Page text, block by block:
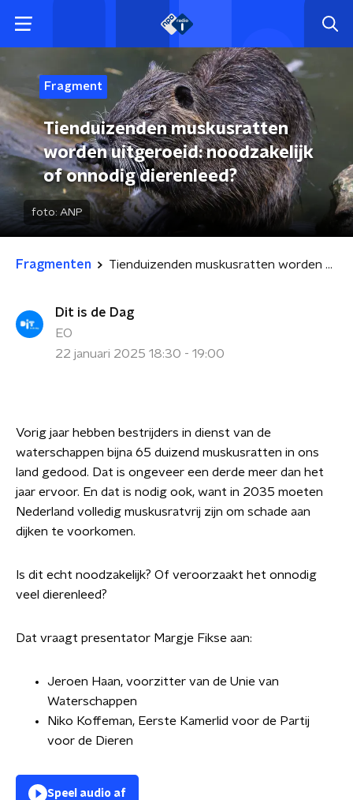
Fragment
Tienduizenden muskusratten
worden uitgeroeid: noodzakelijk
of onnodig dierenleed?
foto: ANP
Fragmenten Tienduizenden muskusratten worden uitgeroeid: noodzakelijk of onnodig dierenleed?
Dit is de Dag
EO
22 januari 2025 18:30 - 19:00
Vorig jaar hebben bestrijders in dienst van de
waterschappen bijna 65 duizend muskusratten in ons
land gedood. Dat is ongeveer een derde meer dan het
jaar ervoor. En dat is nodig ook, want in 2035 moeten
Nederland volledig muskusratvrij zijn om schade aan
dijken te voorkomen.
Is dit echt noodzakelijk? Of veroorzaakt het onnodig
veel dierenleed?
Dat vraagt presentator Margje Fikse aan:
Jeroen Haan, voorzitter van de Unie van
Waterschappen
Niko Koffeman, Eerste Kamerlid voor de Partij
voor de Dieren
Speel audio af